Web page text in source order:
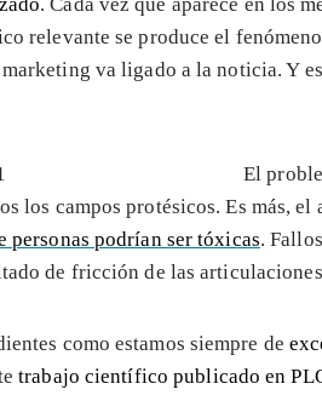
relevante se produce el
va ligado a la noticia. Y
El
los campos protésicos. Es más,
personas podrían ser tóxicas.
de fricción de las
como estamos siempre de
trabajo científico publicado en